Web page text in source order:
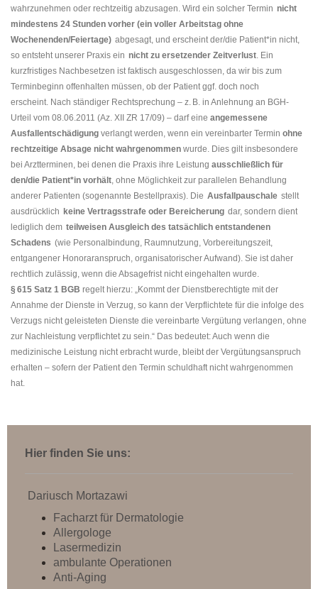
wahrzunehmen oder rechtzeitig abzusagen. Wird ein solcher Termin nicht
mindestens 24 Stunden vorher (ein voller Arbeitstag ohne
Wochenenden/Feiertage) abgesagt, und erscheint der/die Patient*in nicht,
so entsteht unserer Praxis ein nicht zu ersetzender Zeitverlust . Ein
kurzfristiges Nachbesetzen ist faktisch ausgeschlossen, da wir bis zum
Terminbeginn offenhalten müssen, ob der Patient ggf. doch noch
erscheint. Nach ständiger Rechtsprechung – z. B. in Anlehnung an BGH-
Urteil vom 08.06.2011 (Az. XII ZR 17/09) – darf eine angemessene
Ausfallentschädigung verlangt werden, wenn ein vereinbarter Termin ohne
rechtzeitige Absage nicht wahrgenommen wurde. Dies gilt insbesondere
bei Arztterminen, bei denen die Praxis ihre Leistung ausschließlich für
den/die Patient*in vorhält , ohne Möglichkeit zur parallelen Behandlung
anderer Patienten (sogenannte Bestellpraxis). Die Ausfallpauschale stellt
ausdrücklich keine Vertragsstrafe oder Bereicherung dar, sondern dient
lediglich dem teilweisen Ausgleich des tatsächlich entstandenen
Schadens (wie Personalbindung, Raumnutzung, Vorbereitungszeit,
entgangener Honoraranspruch, organisatorischer Aufwand). Sie ist daher
rechtlich zulässig, wenn die Absagefrist nicht eingehalten wurde.
§ 615 Satz 1 BGB regelt hierzu: „Kommt der Dienstberechtigte mit der
Annahme der Dienste in Verzug, so kann der Verpflichtete für die infolge des
Verzugs nicht geleisteten Dienste die vereinbarte Vergütung verlangen, ohne
zur Nachleistung verpflichtet zu sein.“ Das bedeutet: Auch wenn die
medizinische Leistung nicht erbracht wurde, bleibt der Vergütungsanspruch
erhalten – sofern der Patient den Termin schuldhaft nicht wahrgenommen
hat.
Hier finden Sie uns:
Dariusch Mortazawi
Facharzt für Dermatologie
Allergologe
Lasermedizin
ambulante Operationen
Anti-Aging